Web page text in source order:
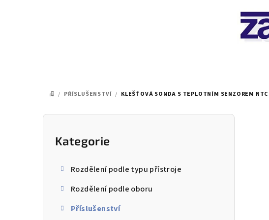
DOMŮ
/ PŘÍSLUŠENSTVÍ / KLEŠŤOVÁ SONDA S TEPLOTNÍM SENZOREM
P
Přeskočit
kategorie
Kategorie
Rozdělení podle typu přístroje
Rozdělení podle oboru
Příslušenství